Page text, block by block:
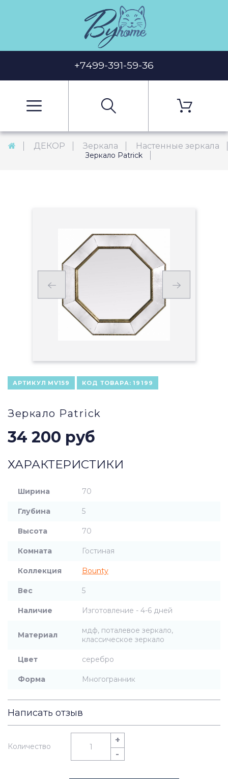
+7499-391-59-36
ДЕКОР Зеркала Настенные зеркала
Зеркало Patrick
АРТИКУЛ MV159 КОД ТОВАРА: 19199
Зеркало Patrick
34 200 руб
ХАРАКТЕРИСТИКИ
Ширина 70
Глубина 5
Высота 70
Комната Гостиная
Коллекция Bounty
Вес 5
Наличие Изготовление - 4-6 дней
Материал
мдф, поталевое зеркало,
классическое зеркало
Цвет серебро
Форма Многогранник
Написать отзыв
Количество
+
-